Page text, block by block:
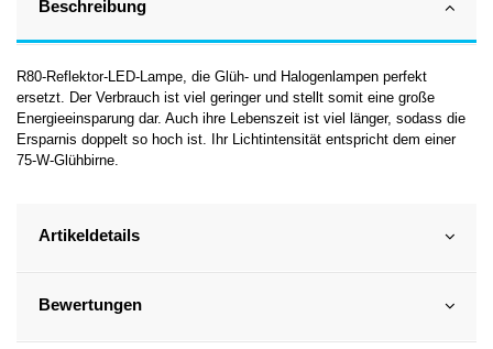
Beschreibung
R80-Reflektor-LED-Lampe, die Glüh- und Halogenlampen perfekt
ersetzt. Der Verbrauch ist viel geringer und stellt somit eine große
Energieeinsparung dar. Auch ihre Lebenszeit ist viel länger, sodass die
Ersparnis doppelt so hoch ist. Ihr Lichtintensität entspricht dem einer
75-W-Glühbirne.
Artikeldetails
Bewertungen